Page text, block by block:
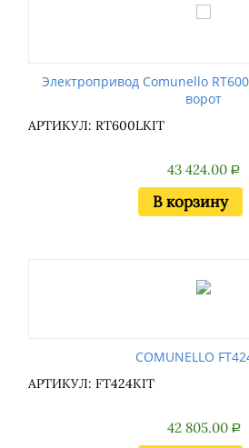
Электропривод Comunello
ворот
АРТИКУЛ: RT600LKIT
43 424.00 Р
В корзину
COMUNELLO
АРТИКУЛ: FT424KIT
42 805.00 Р